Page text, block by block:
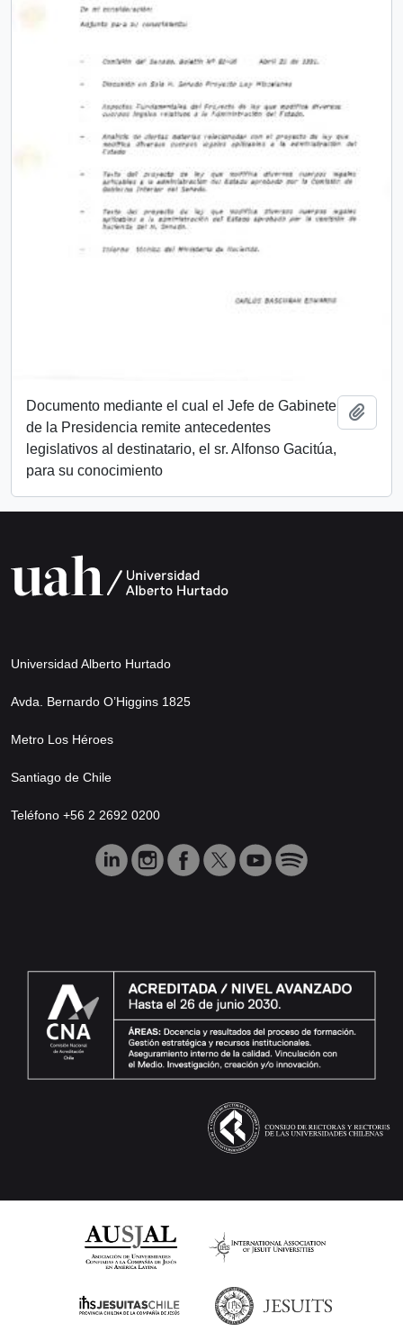
Documento mediante el cual el Jefe de Gabinete
de la Presidencia remite antecedentes
legislativos al destinatario, el sr. Alfonso Gacitúa,
para su conocimiento
Universidad Alberto Hurtado
Avda. Bernardo O’Higgins 1825
Metro Los Héroes
Santiago de Chile
Teléfono +56 2 2692 0200